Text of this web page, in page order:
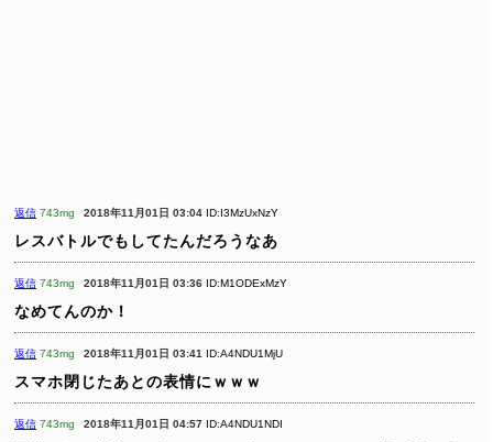
返信 743mg 2018年11月01日 03:04 ID:I3MzUxNzY
レスバトルでもしてたんだろうなあ
返信 743mg 2018年11月01日 03:36 ID:M1ODExMzY
なめてんのか！
返信 743mg 2018年11月01日 03:41 ID:A4NDU1MjU
スマホ閉じたあとの表情にｗｗｗ
返信 743mg 2018年11月01日 04:57 ID:A4NDU1NDI